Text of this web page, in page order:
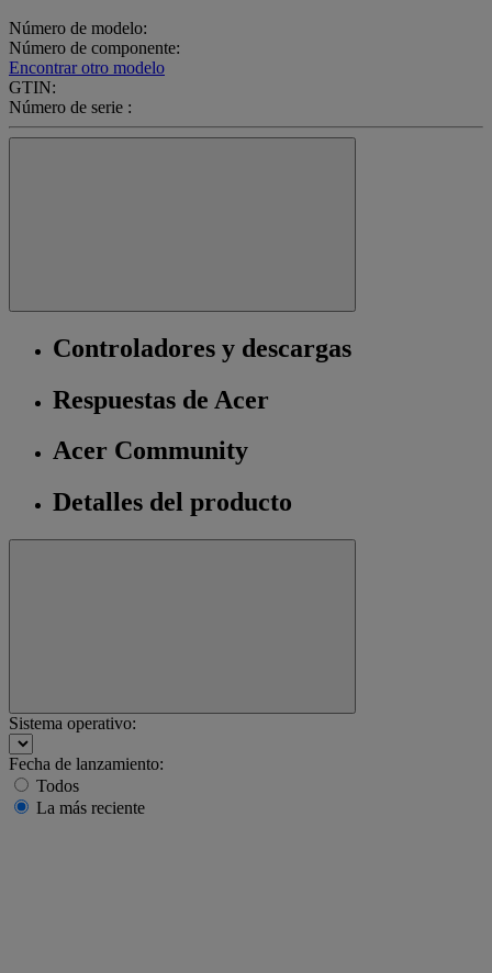
Número de modelo:
Número de componente:
Encontrar otro modelo
GTIN:
Número de serie :
Controladores y descargas
Respuestas de Acer
Acer Community
Detalles del producto
Sistema operativo:
Fecha de lanzamiento:
Todos
La más reciente